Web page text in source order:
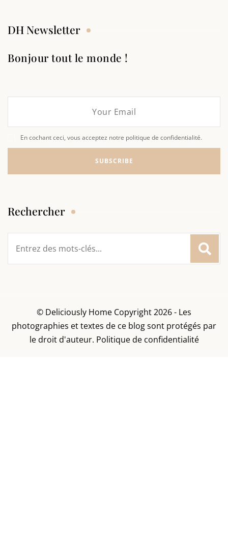
DH Newsletter
Bonjour tout le monde !
En cochant ceci, vous acceptez notre politique de confidentialité.
Rechercher
© Deliciously Home Copyright 2026 - Les
photographies et textes de ce blog sont protégés par
le droit d'auteur. Politique de confidentialité